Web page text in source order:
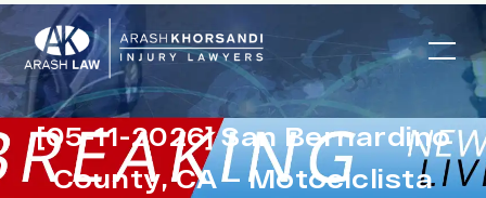
[05-11-2026] San Bernardino
County, CA – Motociclista